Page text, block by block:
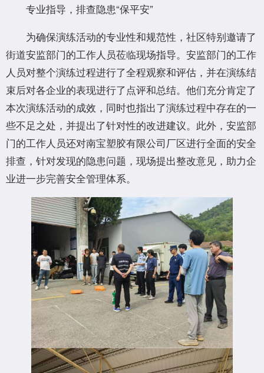
专业指导，排查隐患“保平安”
为确保演练活动的专业性和规范性，社区特别邀请了
街道安监部门的工作人员莅临现场指导。安监部门的工作
人员对整个演练过程进行了全程观察和评估，并在演练结
束后对各企业的表现进行了点评和总结。他们充分肯定了
本次演练活动的成效，同时也指出了演练过程中存在的一
些不足之处，并提出了针对性的改进建议。此外，安监部
门的工作人员还对南宝塑胶有限公司厂区进行全面的安全
排查，针对发现的隐患问题，现场提出整改意见，助力企
业进一步完善安全管理体系。